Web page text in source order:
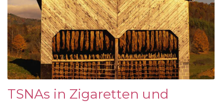
TSNAs in Zigaretten und